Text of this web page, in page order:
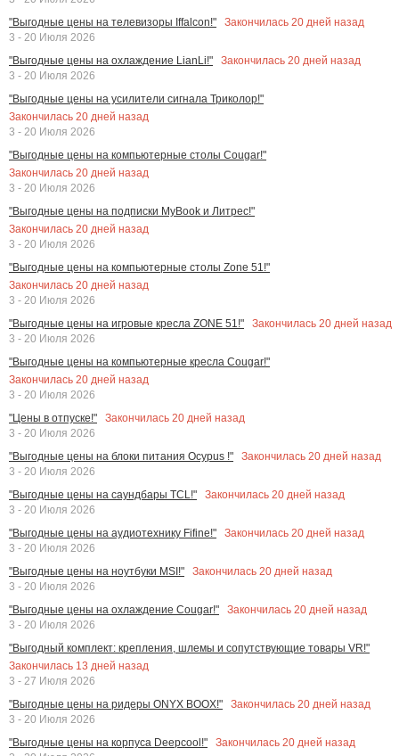
"Выгодные цены на телевизоры Iffalcon!"
Закончилась 20 дней назад
3 - 20 Июля 2026
"Выгодные цены на охлаждение LianLi!"
Закончилась 20 дней назад
3 - 20 Июля 2026
"Выгодные цены на усилители сигнала Триколор!"
Закончилась 20 дней назад
3 - 20 Июля 2026
"Выгодные цены на компьютерные столы Cougar!"
Закончилась 20 дней назад
3 - 20 Июля 2026
"Выгодные цены на подписки MyBook и Литрес!"
Закончилась 20 дней назад
3 - 20 Июля 2026
"Выгодные цены на компьютерные столы Zone 51!"
Закончилась 20 дней назад
3 - 20 Июля 2026
"Выгодные цены на игровые кресла ZONE 51!"
Закончилась 20 дней назад
3 - 20 Июля 2026
"Выгодные цены на компьютерные кресла Cougar!"
Закончилась 20 дней назад
3 - 20 Июля 2026
"Цены в отпуске!"
Закончилась 20 дней назад
3 - 20 Июля 2026
"Выгодные цены на блоки питания Ocypus !"
Закончилась 20 дней назад
3 - 20 Июля 2026
"Выгодные цены на саундбары TCL!"
Закончилась 20 дней назад
3 - 20 Июля 2026
"Выгодные цены на аудиотехнику Fifine!"
Закончилась 20 дней назад
3 - 20 Июля 2026
"Выгодные цены на ноутбуки MSI!"
Закончилась 20 дней назад
3 - 20 Июля 2026
"Выгодные цены на охлаждение Cougar!"
Закончилась 20 дней назад
3 - 20 Июля 2026
"Выгодный комплект: крепления, шлемы и сопутствующие товары VR!"
Закончилась 13 дней назад
3 - 27 Июля 2026
"Выгодные цены на ридеры ONYX BOOX!"
Закончилась 20 дней назад
3 - 20 Июля 2026
"Выгодные цены на корпуса Deepcool!"
Закончилась 20 дней назад